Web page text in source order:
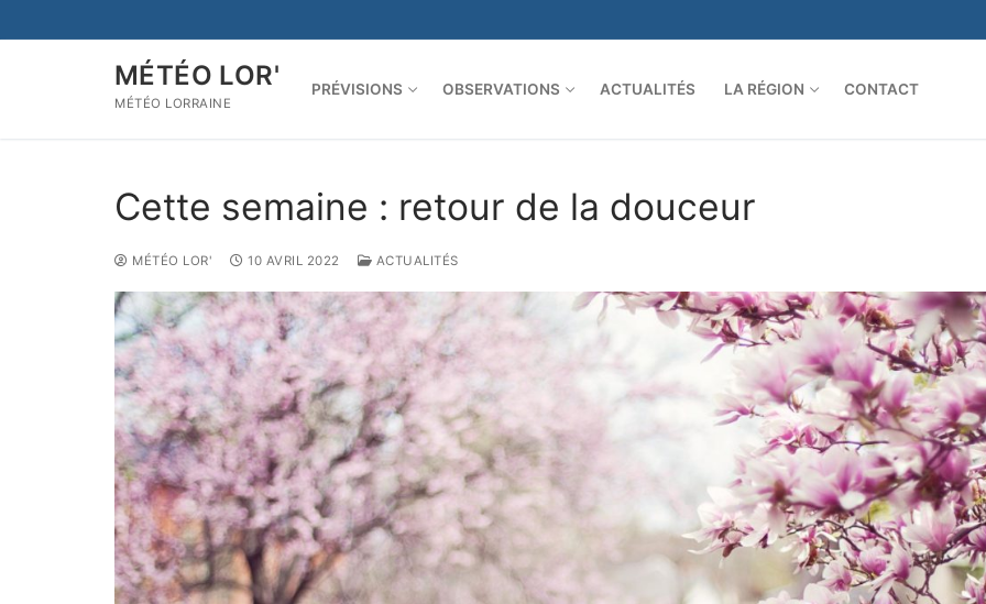
au
MÉTÉO LOR'
MÉTÉO LORRAINE
PRÉVISIONS OBSERVATIONS ACTUALITÉS LA RÉGION CONTACT
Cette semaine : retour de la douceur
MÉTÉO LOR' 10 AVRIL 2022 ACTUALITÉS